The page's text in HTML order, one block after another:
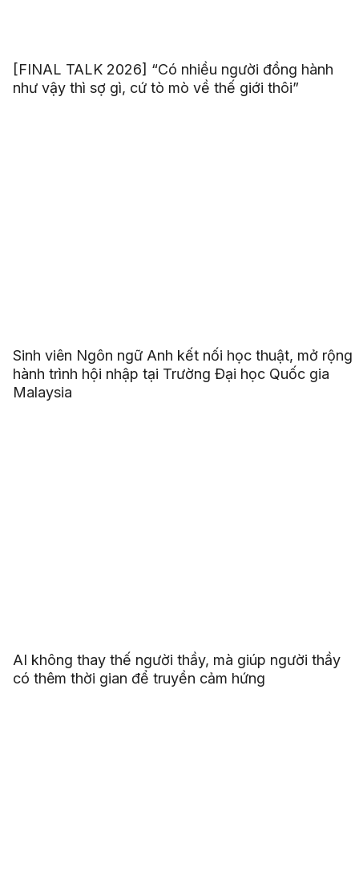
[FINAL TALK 2026] “Có nhiều người đồng hành
như vậy thì sợ gì, cứ tò mò về thế giới thôi”
Sinh viên Ngôn ngữ Anh kết nối học thuật, mở rộng
hành trình hội nhập tại Trường Đại học Quốc gia
Malaysia
AI không thay thế người thầy, mà giúp người thầy
có thêm thời gian để truyền cảm hứng